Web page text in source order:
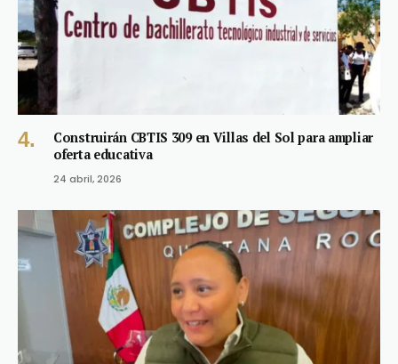
Construirán CBTIS 309 en Villas del Sol para ampliar
oferta educativa
24 abril, 2026